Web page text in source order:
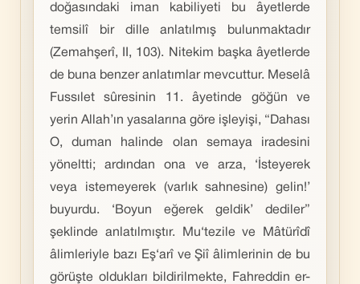
doğasındaki iman kabiliyeti bu âyetlerde
temsilî bir dille anlatılmış bulunmaktadır
(Zemahşerî, II, 103). Nitekim başka âyetlerde
de buna benzer anlatımlar mevcuttur. Meselâ
Fussılet sûresinin 11. âyetinde göğün ve
yerin Allah’ın yasalarına göre işleyişi, “Dahası
O, duman halinde olan semaya iradesini
yöneltti; ardından ona ve arza, ‘İsteyerek
veya istemeyerek (varlık sahnesine) gelin!’
buyurdu. ‘Boyun eğerek geldik’ dediler”
şeklinde anlatılmıştır. Mu‘tezile ve Mâtürîdî
âlimleriyle bazı Eş‘arî ve Şiî âlimlerinin de bu
görüşte oldukları bildirilmekte, Fahreddin er-